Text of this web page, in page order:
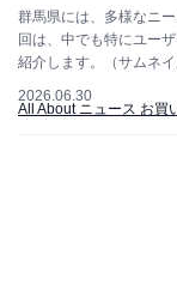
群馬県には、多様なニ
回は、中でも特にユー
紹介します。（サムネ
2026.06.30
All About ニュース お買